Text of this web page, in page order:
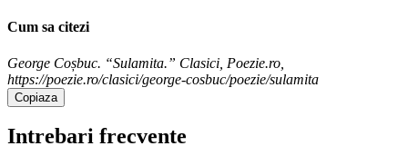
Cum sa citezi
George Coșbuc. “Sulamita.” Clasici, Poezie.ro,
https://poezie.ro/clasici/george-cosbuc/poezie/sulamita
Copiaza
Intrebari frecvente